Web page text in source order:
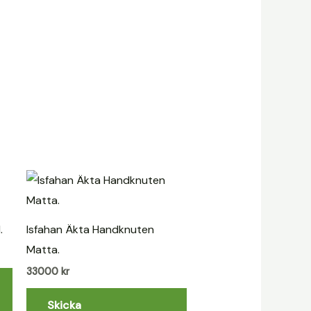
Isfahan Äkta Handknuten
Matta.
33000 kr
Skicka